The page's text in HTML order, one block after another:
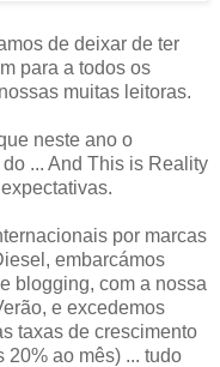
de deixar de ter
para a todos os
muitas leitoras.
neste ano o
... And This is Reality
por marcas
embarcámos
blogging, com a nossa
e excedemos
taxas de crescimento
20% ao mês) ... tudo